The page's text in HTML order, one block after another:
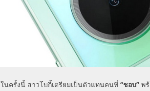
ในครั้งนี้ สาวโบกี้เตรียมเป็นตัวแทนคนที่ “ชอบ” พ